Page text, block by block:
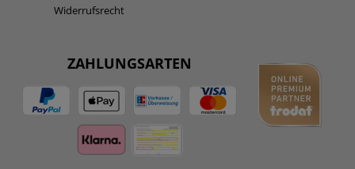
Widerrufsrecht
ZAHLUNGSARTEN